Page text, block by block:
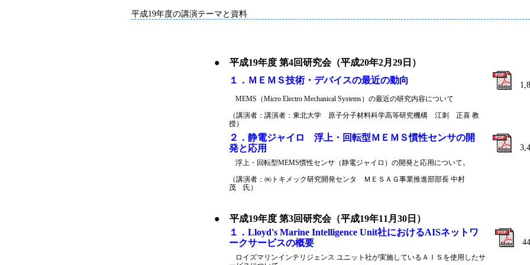
平成19年度の講演テーマと資料
● 平成19年度 第4回研究会（平成20年2月29日）
１．ＭＥＭＳ技術・デバイスの最近の動向
MEMS（Micro Electro Mechanical Systems）の最近の研究内容について
（講演者：講演者：東北大学 原子分子材料科学高等研究機構 江刺 正喜 教
授）
２．静電ジャイロ 浮上・回転型ＭＥＭＳ慣性センサの開
発と応用
浮上・回転型MEMS慣性センサ（静電ジャイロ）の開発と応用について。
（講演者：㈱トキメック研究開発センタ ＭＥＳＡＧ事業推進部部長 中村
茂 氏）
● 平成19年度 第3回研究会（平成19年11月30日）
１．Lloyd's Marine Intelligence Unit社におけるAISネットワ
ークサービスの概要
ロイズマリンインテリジェンス ユニット社が実施しているＡＩＳを使用したサ